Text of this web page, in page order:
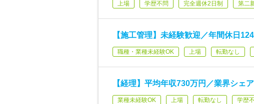
上場 学歴不問 完全週休2日制 第二
【施工管理】未経験歓迎／年間休日
職種・業種未経験OK 上場 転勤なし
【経理】平均年収730万円／業界シェ
業種未経験OK 上場 転勤なし 学歴